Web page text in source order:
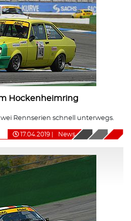
Hockenheimring
Rennserien schnell unterwegs.
17.04.2019 News